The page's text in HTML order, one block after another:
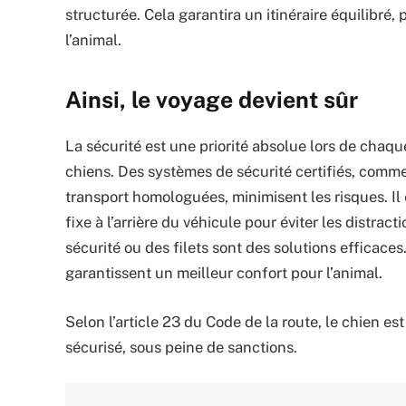
structurée. Cela garantira un itinéraire équilibré,
l’animal.
Ainsi, le voyage devient sûr
La sécurité est une priorité absolue lors de
chiens. Des systèmes de sécurité certifiés,
transport homologuées, minimisent les risques.
fixe à l’arrière du véhicule pour éviter les
sécurité ou des filets sont des solutions
garantissent un meilleur confort pour l’animal.
Selon l’article 23 du Code de la route, le chien
sécurisé, sous peine de sanctions.